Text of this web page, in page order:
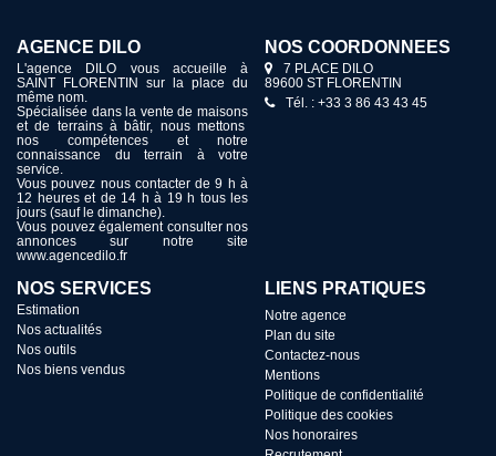
AGENCE DILO
L'agence DILO vous accueille à
SAINT FLORENTIN sur la place du
même nom.
Spécialisée dans la vente de maisons
et de terrains à bâtir, nous mettons
nos compétences et notre
connaissance du terrain à votre
service.
Vous pouvez nous contacter de 9 h à
12 heures et de 14 h à 19 h tous les
jours (sauf le dimanche).
Vous pouvez également consulter nos
annonces sur notre site
www.agencedilo.fr
NOS COORDONNÉES
7 PLACE DILO
89600 ST FLORENTIN
Tél. : +33 3 86 43 43 45
NOS SERVICES
Estimation
Nos actualités
Nos outils
Nos biens vendus
LIENS PRATIQUES
Notre agence
Plan du site
Contactez-nous
Mentions
Politique de confidentialité
Politique des cookies
Nos honoraires